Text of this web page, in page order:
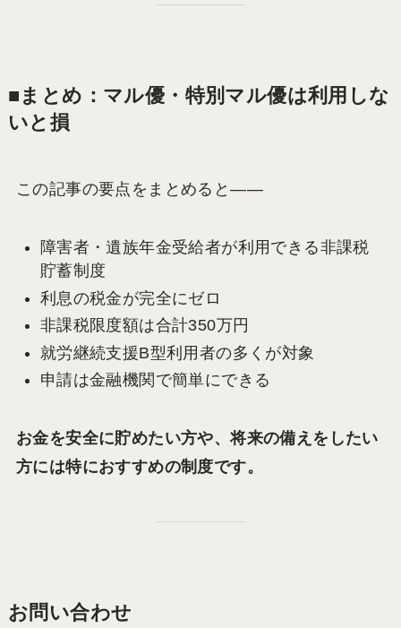
■まとめ：マル優・特別マル優は利用しな
いと損
この記事の要点をまとめると――
障害者・遺族年金受給者が利用できる非課税
貯蓄制度
利息の税金が完全にゼロ
非課税限度額は合計350万円
就労継続支援B型利用者の多くが対象
申請は金融機関で簡単にできる
お金を安全に貯めたい方や、将来の備えをしたい
方には特におすすめの制度です。
お問い合わせ